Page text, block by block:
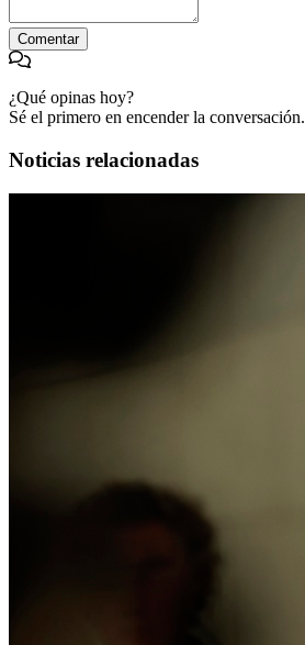
Comentar
¿Qué opinas hoy?
Sé el primero en encender la conversación.
Noticias relacionadas